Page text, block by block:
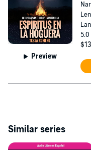
Preview
5.0
Similar series